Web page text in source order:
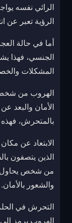
الرائي نفسه
الرؤية تعبر عن
أما في حالة
الجنسي، فهذا
المشكلات
الهروب من
الأمان والبعد
بالمتحرش، فهذه
الابتعاد عن
الذين يتصفون
من شخص يحاول
والشعور بالأمان.
التحرش في
الهروب يرمز